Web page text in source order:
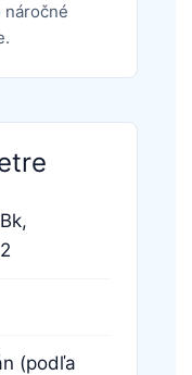
náročné
(podľa